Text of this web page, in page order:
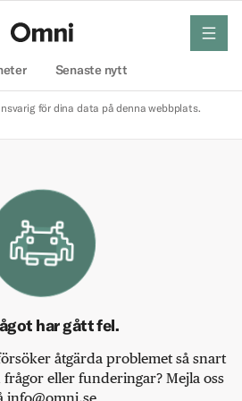
Senaste nytt
meny
för dina data på denna webbplats.
har gått fel.
åtgärda problemet så snart
eller funderingar? Mejla oss